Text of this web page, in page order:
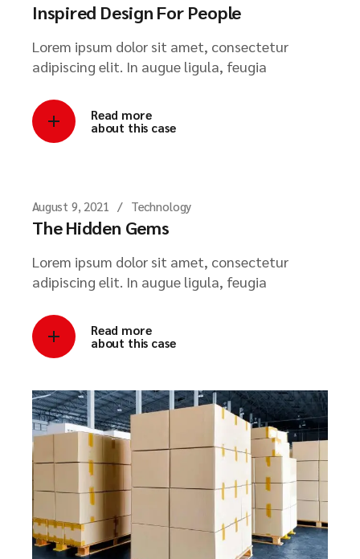
Inspired Design For People
Lorem ipsum dolor sit amet, consectetur
adipiscing elit. In augue ligula, feugia
Read more
about this case
August 9, 2021 Technology
The Hidden Gems
Lorem ipsum dolor sit amet, consectetur
adipiscing elit. In augue ligula, feugia
Read more
about this case